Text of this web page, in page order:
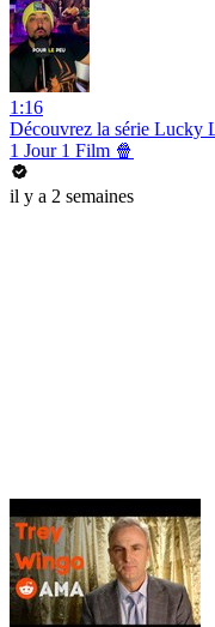
1:16
Découvrez la série Lucky
1 Jour 1 Film 🍿
il y a 2 semaines